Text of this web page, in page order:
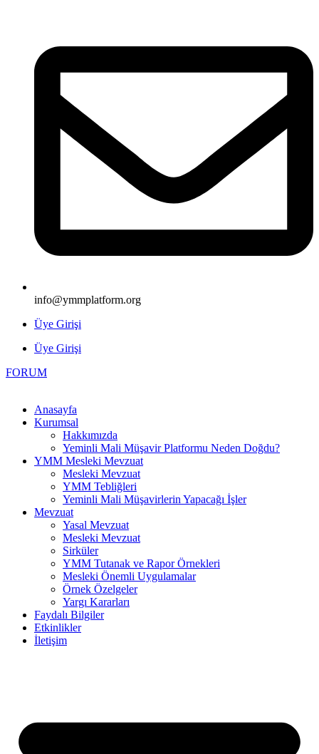
info@ymmplatform.org
Üye Girişi
Üye Girişi
FORUM
Anasayfa
Kurumsal
Hakkımızda
Yeminli Mali Müşavir Platformu Neden Doğdu?
YMM Mesleki Mevzuat
Mesleki Mevzuat
YMM Tebliğleri
Yeminli Mali Müşavirlerin Yapacağı İşler
Mevzuat
Yasal Mevzuat
Mesleki Mevzuat
Sirküler
YMM Tutanak ve Rapor Örnekleri
Mesleki Önemli Uygulamalar
Örnek Özelgeler
Yargı Kararları
Faydalı Bilgiler
Etkinlikler
İletişim